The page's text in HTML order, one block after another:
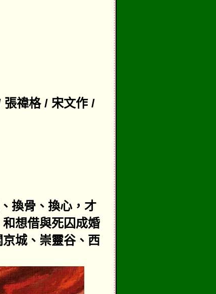
張禕格 / 宋文作 /
換骨、換心，才
想借與死囚成婚
城、崇靈谷、西